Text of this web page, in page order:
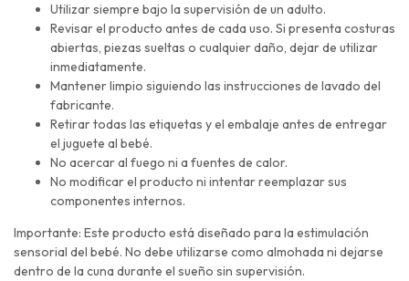
Utilizar siempre bajo la supervisión de un adulto.
Revisar el producto antes de cada uso. Si presenta costuras
abiertas, piezas sueltas o cualquier daño, dejar de utilizar
inmediatamente.
Mantener limpio siguiendo las instrucciones de lavado del
fabricante.
Retirar todas las etiquetas y el embalaje antes de entregar
el juguete al bebé.
No acercar al fuego ni a fuentes de calor.
No modificar el producto ni intentar reemplazar sus
componentes internos.
Importante: Este producto está diseñado para la estimulación
sensorial del bebé. No debe utilizarse como almohada ni dejarse
dentro de la cuna durante el sueño sin supervisión.